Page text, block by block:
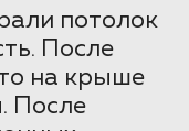
потолок
После
на крыше
После